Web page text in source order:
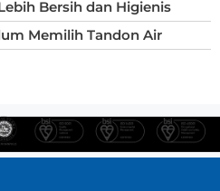
Bersih dan Higienis
Memilih Tandon Air